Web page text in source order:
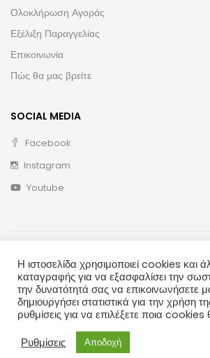
Ολοκλήρωση Αγοράς
Εξέλιξη Παραγγελίας
Επικοινωνία
Πώς θα μας βρείτε
SOCIAL MEDIA
Facebook
Instagram
Youtube
Copyright © 2020 ΛΑΪΚΗ ΤΕΧΝΗ
Η ιστοσελίδα χρησιμοποιεί cookies και
καταγραφής για να εξασφαλίσει την
την δυνατότητά σας να επικοινωνήσετε
δημιουργήσει στατιστικά για την χρήση
ρυθμίσεις για να επιλέξετε ποια cookies
Ρυθμίσεις
Αποδοχή